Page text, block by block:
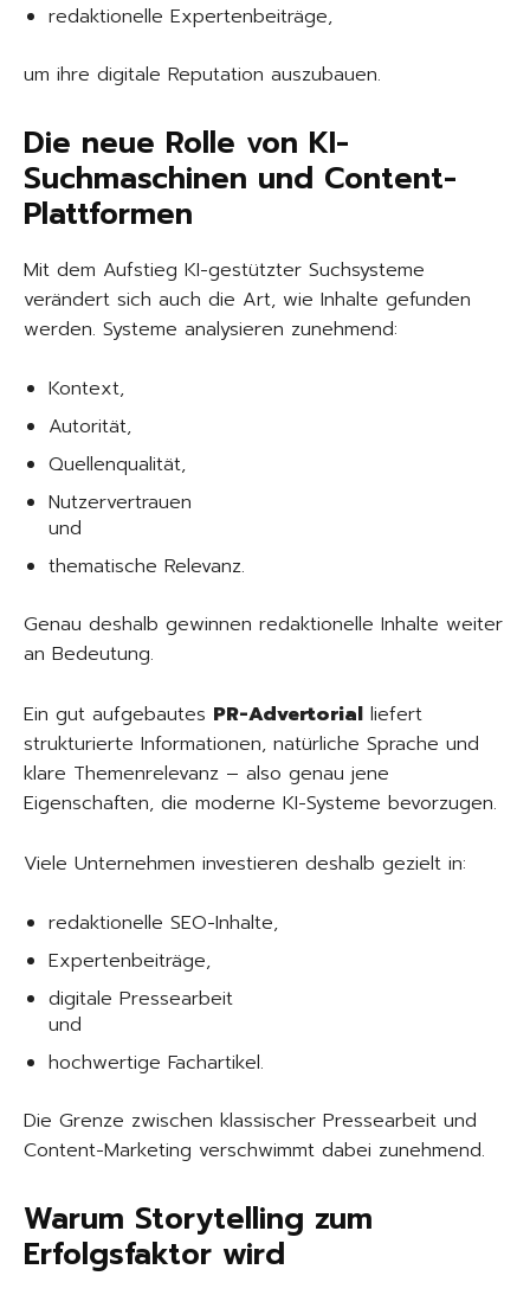
redaktionelle Expertenbeiträge,
um ihre digitale Reputation auszubauen.
Die neue Rolle von KI-
Suchmaschinen und Content-
Plattformen
Mit dem Aufstieg KI-gestützter Suchsysteme
verändert sich auch die Art, wie Inhalte gefunden
werden. Systeme analysieren zunehmend:
Kontext,
Autorität,
Quellenqualität,
Nutzervertrauen
und
thematische Relevanz.
Genau deshalb gewinnen redaktionelle Inhalte weiter
an Bedeutung.
Ein gut aufgebautes PR-Advertorial liefert
strukturierte Informationen, natürliche Sprache und
klare Themenrelevanz – also genau jene
Eigenschaften, die moderne KI-Systeme bevorzugen.
Viele Unternehmen investieren deshalb gezielt in:
redaktionelle SEO-Inhalte,
Expertenbeiträge,
digitale Pressearbeit
und
hochwertige Fachartikel.
Die Grenze zwischen klassischer Pressearbeit und
Content-Marketing verschwimmt dabei zunehmend.
Warum Storytelling zum
Erfolgsfaktor wird